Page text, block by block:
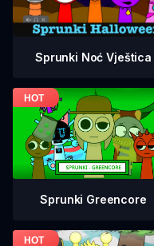
Sprunki Noć Vještica
Sprunki Greencore